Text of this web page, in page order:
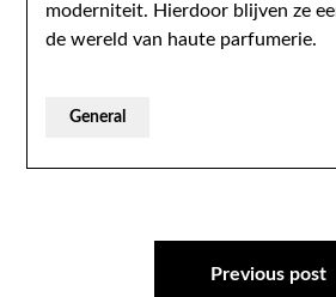
moderniteit. Hierdoor blijven ze
de wereld van haute parfumerie.
General
Previous post